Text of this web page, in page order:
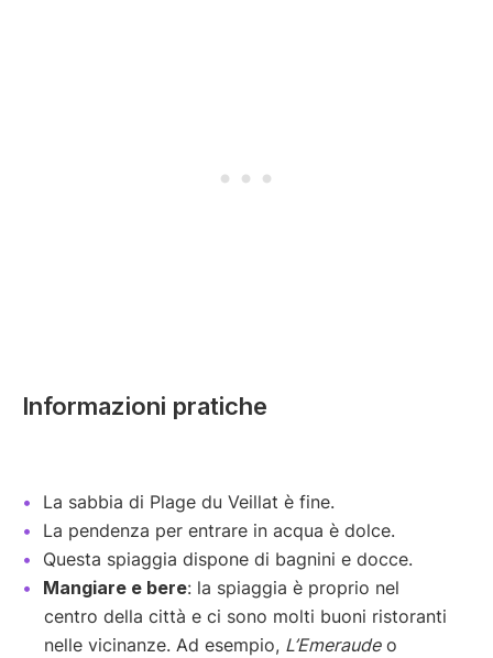
Informazioni pratiche
La sabbia di Plage du Veillat è fine.
La pendenza per entrare in acqua è dolce.
Questa spiaggia dispone di bagnini e docce.
Mangiare e bere: la spiaggia è proprio nel
centro della città e ci sono molti buoni ristoranti
nelle vicinanze. Ad esempio, L’Emeraudeo